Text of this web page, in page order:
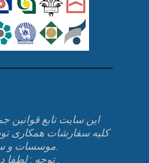
اين سايت تابع قوانين
موسسات و سازمان ها پذیرفته می شود.
_ توجه : لطفا در تایم کاری تماس بگیرید .